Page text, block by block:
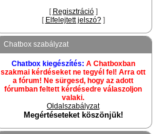
[ Regisztráció]
[ Elfelejtett jelszó?]
Chatbox szabályzat
Chatbox kiegészítés: A Chatboxban
szakmai kérdéseket ne tegyél fel! Arra ott
a fórum! Ne sürgesd, hogy az adott
fórumban feltett kérdésedre válaszoljon
valaki.
Oldalszabályzat
Megértéseteket köszönjük!